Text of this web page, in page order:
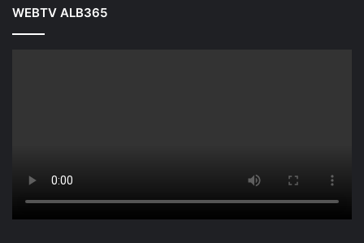
WEBTV ALB365